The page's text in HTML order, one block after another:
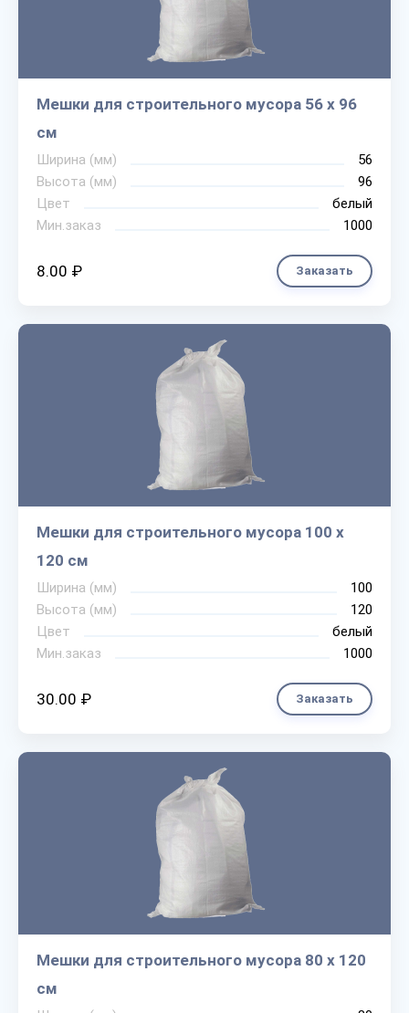
Мешки для строительного мусора 56 х 96
см
Ширина (мм)
56
Высота (мм)
96
Цвет
белый
Мин.заказ
1000
8.00 ₽ Заказать
Мешки для строительного мусора 100 х
120 см
Ширина (мм)
100
Высота (мм)
120
Цвет
белый
Мин.заказ
1000
30.00 ₽ Заказать
Мешки для строительного мусора 80 х 120
см